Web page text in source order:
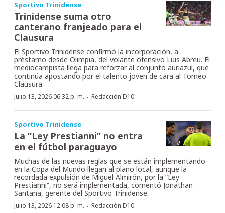
Sportivo Trinidense
Trinidense suma otro
canterano franjeado para el
Clausura
El Sportivo Trinidense confirmó la incorporación, a
préstamo desde Olimpia, del volante ofensivo Luis Abreu. El
mediocampista llega para reforzar al conjunto auriazul, que
continúa apostando por el talento joven de cara al Torneo
Clausura.
Julio 13, 2026 06:32 p. m. · Redacción D10
Sportivo Trinidense
La “Ley Prestianni” no entra
en el fútbol paraguayo
Muchas de las nuevas reglas que se están implementando
en la Copa del Mundo llegan al plano local, aunque la
recordada expulsión de Miguel Almirón, por la “Ley
Prestianni”, no será implementada, comentó Jonathan
Santana, gerente del Sportivo Trinidense.
Julio 13, 2026 12:08 p. m. · Redacción D10